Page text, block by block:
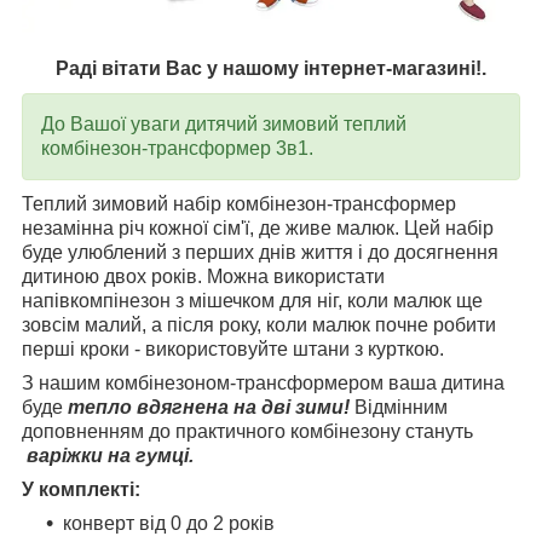
Раді вітати Вас у нашому інтернет-магазині!.
До Вашої уваги дитячий зимовий теплий
комбінезон-трансформер 3в1.
Теплий зимовий набір комбінезон-трансформер
незамінна річ кожної сім'ї, де живе малюк. Цей набір
буде улюблений з перших днів життя і до досягнення
дитиною двох років. Можна використати
напівкомпінезон з мішечком для ніг, коли малюк ще
зовсім малий, а після року, коли малюк почне робити
перші кроки - використовуйте штани з курткою.
З нашим комбінезоном-трансформером ваша дитина
буде тепло вдягнена на дві зими! Відмінним
доповненням до практичного комбінезону стануть
варіжки на гумці.
У комплекті:
конверт від 0 до 2 років